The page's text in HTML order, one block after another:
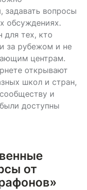
задавать вопросы
обсуждениях.
для тех, кто
за рубежом и не
центрам.
открывают
школ и стран,
и
доступны
от